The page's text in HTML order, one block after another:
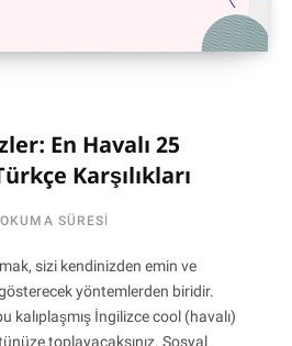
En Havalı 25
Karşılıkları
SÜRESI
sizi kendinizden emin ve
yöntemlerden biridir.
kalıplaşmış İngilizce cool (havalı)
toplayacaksınız. Sosyal